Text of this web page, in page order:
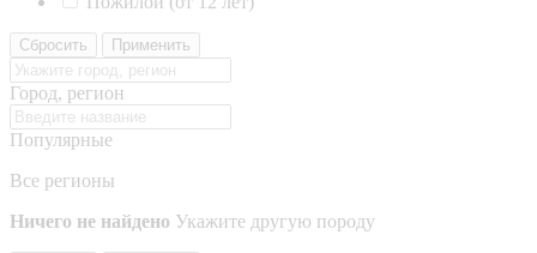
Сбросить Применить
Город, регион
Популярные
Все регионы
Ничего не найдено Укажите другую породу